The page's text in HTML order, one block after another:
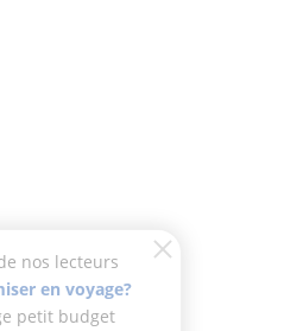
de nos lecteurs
en voyage?
voyage petit budget